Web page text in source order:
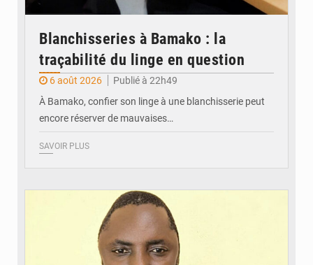
Blanchisseries à Bamako : la
traçabilité du linge en question
6 août 2026
Publié à 22h49
À Bamako, confier son linge à une blanchisserie peut
encore réserver de mauvaises…
SAVOIR PLUS